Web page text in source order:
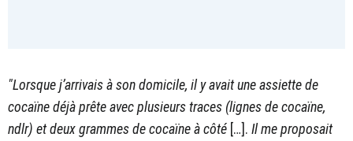
"Lorsque j’arrivais à son domicile, il y avait une assiette de
cocaïne déjà prête avec plusieurs traces (lignes de cocaïne,
ndlr) et deux grammes de cocaïne à côté […]. Il me proposait